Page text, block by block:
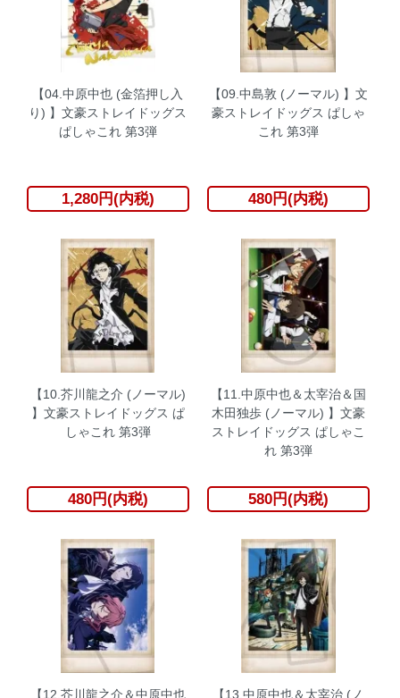
【04.中原中也 (金箔押し入
り) 】文豪ストレイドッグス
ぱしゃこれ 第3弾
1,280円(内税)
【09.中島敦 (ノーマル) 】文
豪ストレイドッグス ぱしゃ
これ 第3弾
480円(内税)
【10.芥川龍之介 (ノーマル)
】文豪ストレイドッグス ぱ
しゃこれ 第3弾
480円(内税)
【11.中原中也＆太宰治＆国
木田独歩 (ノーマル) 】文豪
ストレイドッグス ぱしゃこ
れ 第3弾
580円(内税)
【12.芥川龍之介＆中原中也
【13.中原中也＆太宰治 (ノ